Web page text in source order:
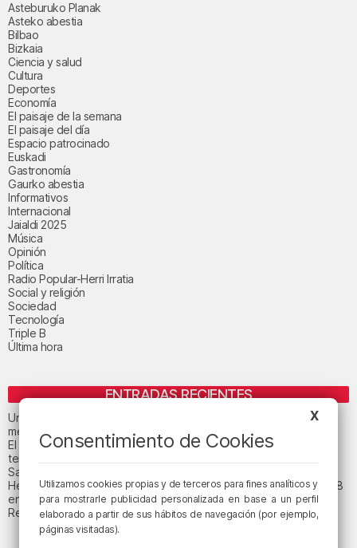
Asteburuko Planak
Asteko abestia
Bilbao
Bizkaia
Ciencia y salud
Cultura
Deportes
Economía
El paisaje de la semana
El paisaje del día
Espacio patrocinado
Euskadi
Gastronomía
Gaurko abestia
Informativos
Internacional
Jaialdi 2025
Música
Opinión
Política
Radio Popular-Herri Irratia
Social y religión
Sociedad
Tecnología
Triple B
Última hora
ENTRADAS RECIENTES
Un total de 124 centros de Infantil y Primaria de Euskadi realizarán
mejoras con una inversión de 19,3 millones
El tiempo este viernes en Bizkaia: subida notable de las
temperaturas máximas
San Juan de Gaztelugatxe cerrará el día del eclipse
Heridas dos personas en un accidente entre tres vehículos en la A8
en Muskiz
Recuperado el cuerpo sin vida de una mujer en la ría de Bilbao
X
Consentimiento de Cookies
Utilizamos cookies propias y de terceros para fines analíticos y
para mostrarle publicidad personalizada en base a un perfil
elaborado a partir de sus hábitos de navegación (por ejemplo,
páginas visitadas).